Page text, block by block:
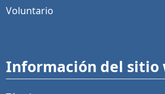
Voluntario
Información del sitio